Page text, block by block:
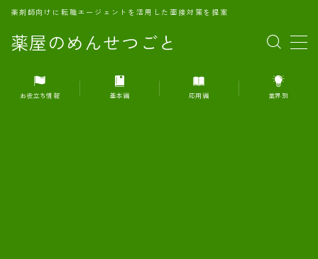
薬屋のめんせつごと
薬剤師向けに転職エージェントを活用した面接対策を提案
MENU
1.転職エージェントとは何か？
お役立ち情報 基本編 応用編 業界別